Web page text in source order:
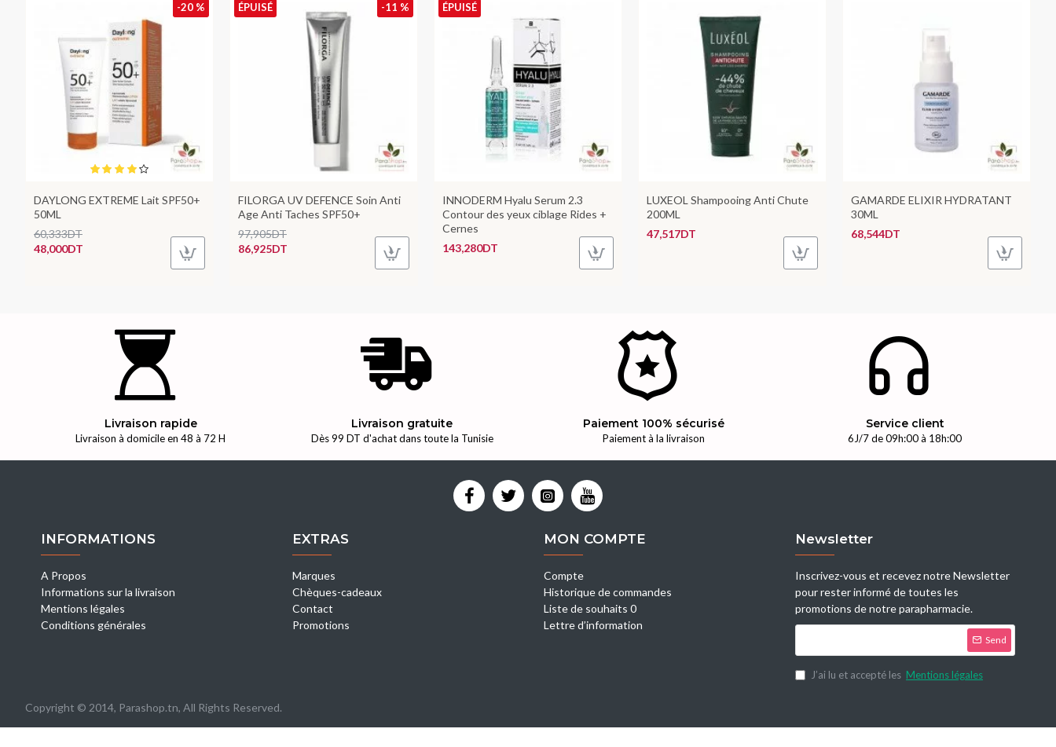
-20 %
DAYLONG EXTREME Lait SPF50+
50ML
48,000DT
60,333DT
-11 %
ÉPUISÉ
FILORGA UV DEFENCE Soin Anti
Age Anti Taches SPF50+
86,925DT
97,905DT
ÉPUISÉ
INNODERM Hyalu Serum 2.3
Contour des yeux ciblage Rides +
Cernes
143,280DT
LUXEOL Shampooing Anti Chute
200ML
47,517DT
GAMARDE ELIXIR HYDRATANT
30ML
68,544DT
Livraison rapide
Livraison à domicile en 48 à 72 H
Livraison gratuite
Dès 99 DT d'achat dans toute la Tunisie
Paiement 100% sécurisé
Paiement à la livraison
Service client
6J/7 de 09h:00 à 18h:00
INFORMATIONS
A Propos
Informations sur la livraison
Mentions légales
Conditions générales
EXTRAS
Marques
Chèques-cadeaux
Contact
Promotions
MON COMPTE
Compte
Historique de commandes
Liste de souhaits 0
Lettre d’information
Newsletter
Inscrivez-vous et recevez notre Newsletter
pour rester informé de toutes les
promotions de notre parapharmacie.
Send
J’ai lu et accepté les Mentions légales
Copyright © 2014, Parashop.tn, All Rights Reserved.